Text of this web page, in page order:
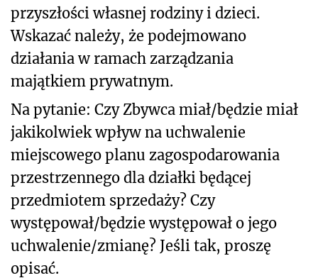
przyszłości własnej rodziny i dzieci.
Wskazać należy, że podejmowano
działania w ramach zarządzania
majątkiem prywatnym.
Na pytanie: Czy Zbywca miał/będzie miał
jakikolwiek wpływ na uchwalenie
miejscowego planu zagospodarowania
przestrzennego dla działki będącej
przedmiotem sprzedaży? Czy
występował/będzie występował o jego
uchwalenie/zmianę? Jeśli tak, proszę
opisać.